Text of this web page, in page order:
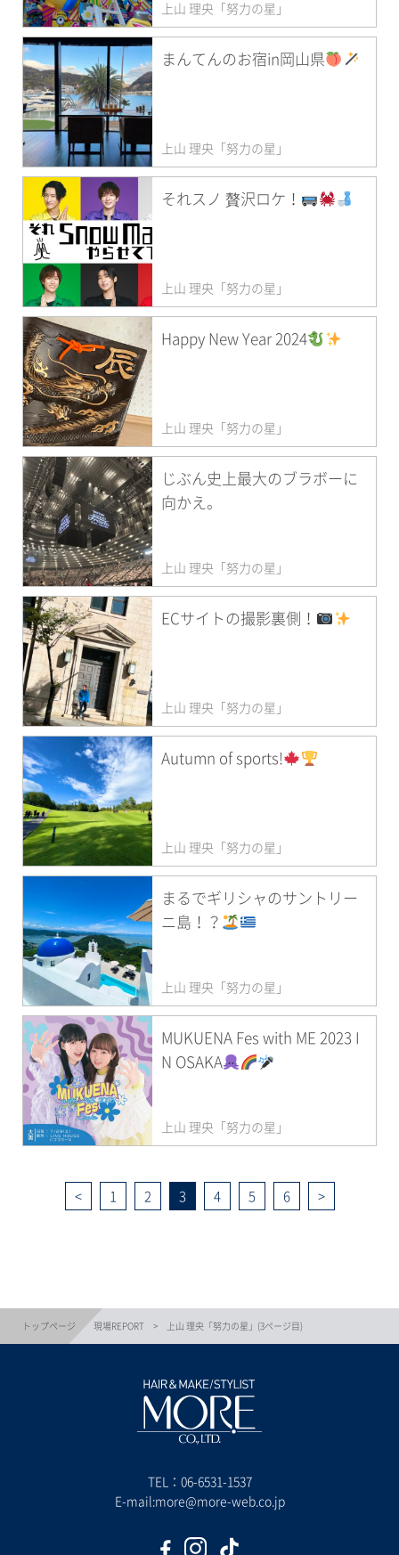
上山 理央「努力の星」
まんてんのお宿in岡山県
上山 理央「努力の星」
それスノ 贅沢ロケ！
上山 理央「努力の星」
Happy New Year 2024
上山 理央「努力の星」
じぶん史上最大のブラボーに
向かえ。
上山 理央「努力の星」
ECサイトの撮影裏側！
上山 理央「努力の星」
Autumn of sports!
上山 理央「努力の星」
まるでギリシャのサントリー
ニ島！？
上山 理央「努力の星」
MUKUENA Fes with ME 2023 I
N OSAKA
上山 理央「努力の星」
1 2 3 4 5 6
トップページ 現場REPORT 上山 理央「努力の星」(3ページ目)
TEL： 06-6531-1537
E-mail:more@more-web.co.jp